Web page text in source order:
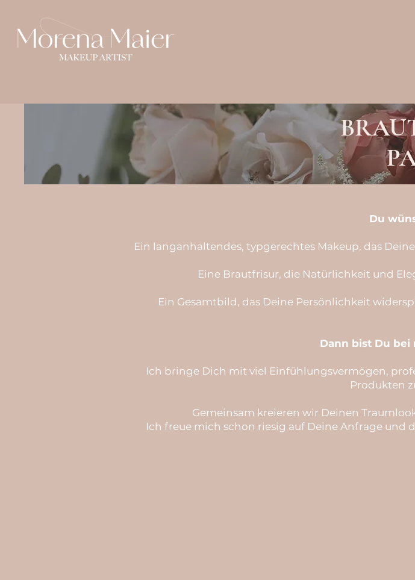
Du
Ein langanhaltendes, typgerechtes Makeup, das
Eine Brautfrisur, die Natürlichkeit und
Ein Gesamtbild, das Deine Persönlichkeit
Dann bist Du
Ich bringe Dich mit viel Einfühlungsvermögen,
Produkten
Gemeinsam kreieren wir Deinen
Ich freue mich schon riesig auf Deine Anfrage und